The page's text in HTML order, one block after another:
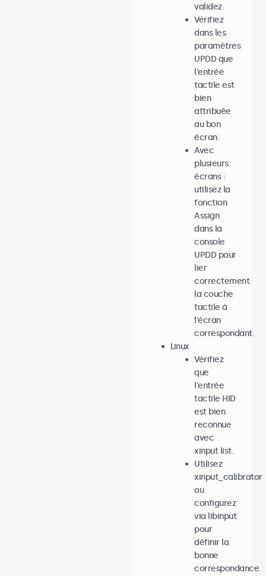
validez.
Vérifiez
dans les
paramètres
UPDD que
l’entrée
tactile est
bien
attribuée
au bon
écran.
Avec
plusieurs
écrans :
utilisez la
fonction
Assign
dans la
console
UPDD pour
lier
correctement
la couche
tactile à
l’écran
correspondant.
Linux
Vérifiez
que
l’entrée
tactile HID
est bien
reconnue
avec
xinput list.
Utilisez
xinput_calibrator
ou
configurez
via libinput
pour
définir la
bonne
correspondance.